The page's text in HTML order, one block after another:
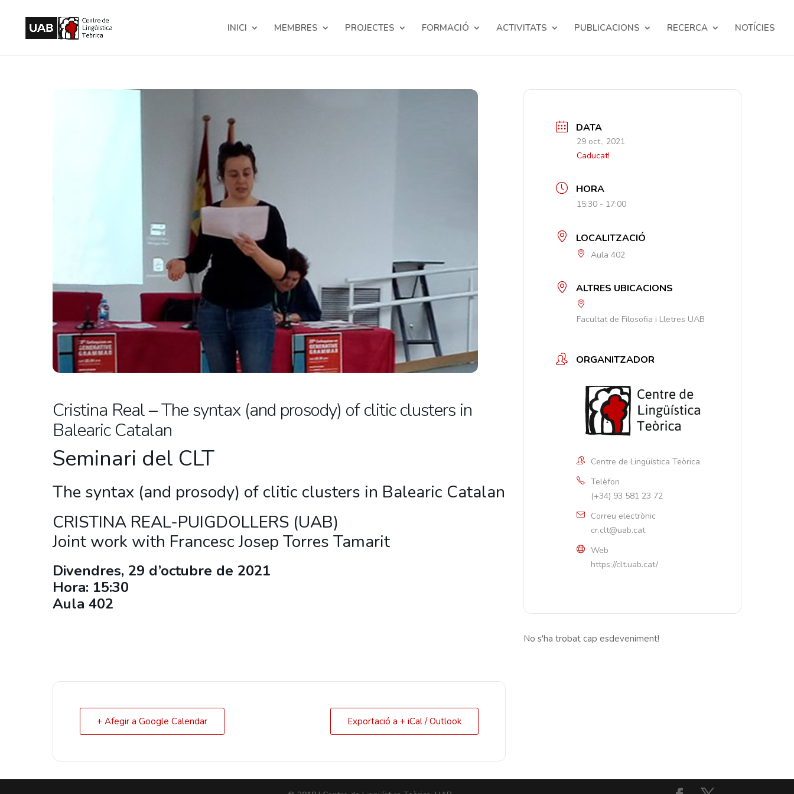
INICI MEMBRES PROJECTES FORMACIÓ ACTIVITATS PUBLICACIONS RECERCA NOTÍCIES
Cristina Real – The syntax (and prosody) of clitic clusters in
Balearic Catalan
Seminari del CLT
The syntax (and prosody) of clitic clusters in Balearic Catalan
CRISTINA REAL-PUIGDOLLERS (UAB)
Joint work with Francesc Josep Torres Tamarit
Divendres, 29 d’octubre de 2021
Hora: 15:30
Aula 402
+ Afegir a Google Calendar Exportació a + iCal / Outlook
DATA
29 oct., 2021
Caducat!
HORA
15:30 - 17:00
LOCALITZACIÓ
Aula 402
ALTRES UBICACIONS
Facultat de Filosofia i Lletres UAB
ORGANITZADOR
Centre de Lingüística Teòrica
Telèfon
(+34) 93 581 23 72
Correu electrònic
cr.clt@uab.cat
Web
https://clt.uab.cat/
No s'ha trobat cap esdeveniment!